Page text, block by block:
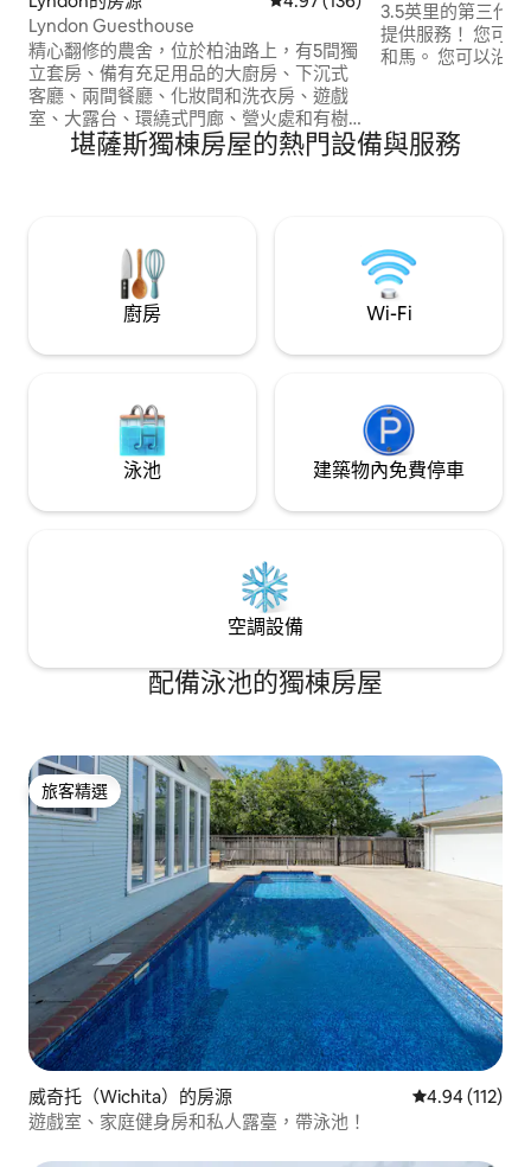
Lyndon Guesthouse
精心翻修的農舍，位於柏油路上，有5間獨
立套房、備有充足用品的大廚房、下沉式
客廳、兩間餐廳、化妝間和洗衣房、遊戲
室、大露台、環繞式門廊、營火處和有樹
蔭的庭院。 步行即可抵達市中心，那裡有
披薩店、咖啡店、精品店、花店、健身
和渥太華(Ottawa)25分鐘，距離勞倫斯
(Lawrence)45分鐘，距離堪薩斯城地鐵
(KC metro)不到一小時。
3.5英里的第三代家庭牧場
提供服務！ 您可以在牧場上醒來，看到牛
和馬。 您可以沿著我們的車道散步，欣賞
（Ladd Bridge）
堪薩斯獨棟房屋的熱門設備與服務
廚房 Wi-Fi
泳池 建築物內免費停車
空調設備
配備泳池的獨棟房屋
旅客精選
旅客精選
威奇托（Wichita）的房源 從 112 則評價
4.94 (112)
遊戲室、家庭健身房和私人露臺，帶泳池！